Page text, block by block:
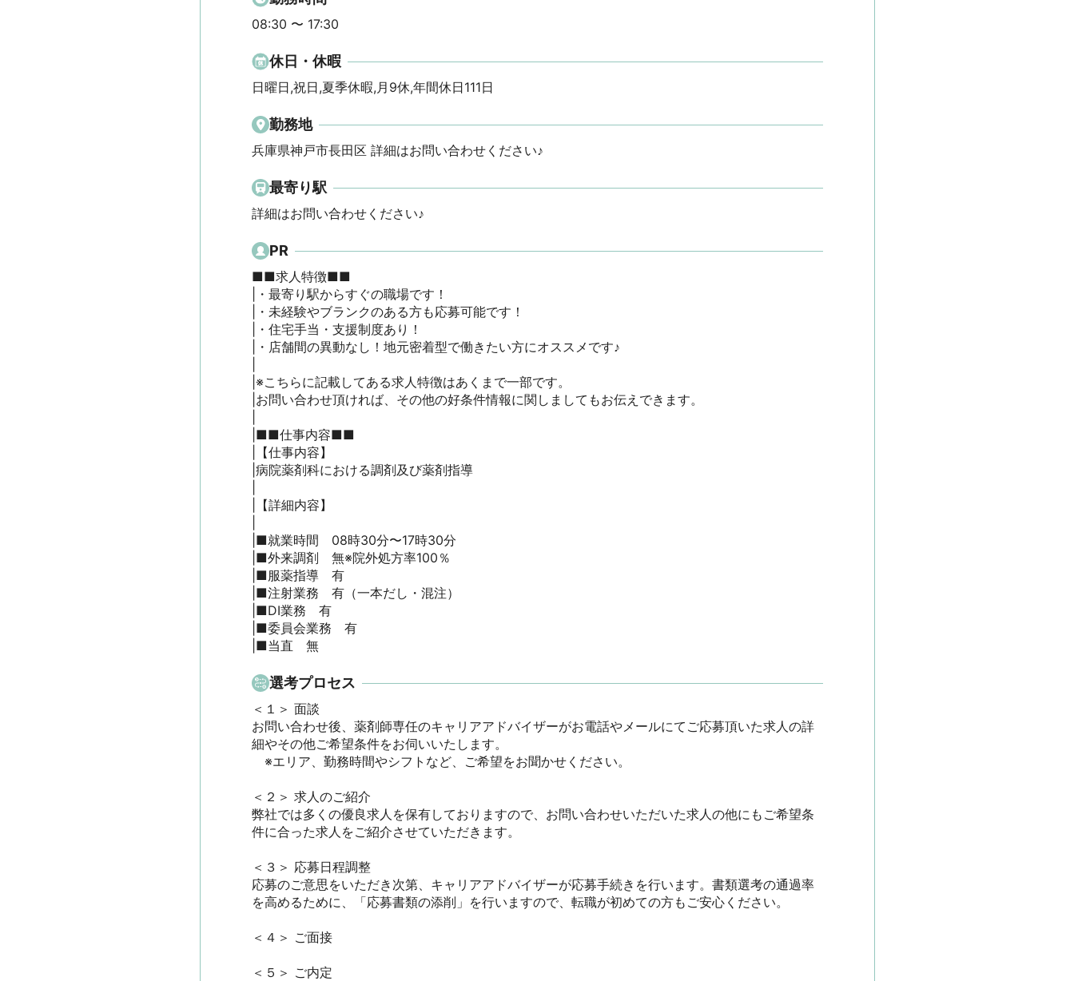
08:30 〜 17:30
休日・休暇
日曜日,祝日,夏季休暇,月9休,年間休日111日
勤務地
兵庫県神戸市長田区 詳細はお問い合わせください♪
最寄り駅
詳細はお問い合わせください♪
PR
■■求人特徴■■
|・最寄り駅からすぐの職場です！
|・未経験やブランクのある方も応募可能です！
|・住宅手当・支援制度あり！
|・店舗間の異動なし！地元密着型で働きたい方にオススメです♪
|※こちらに記載してある求人特徴はあくまで一部です。
|お問い合わせ頂ければ、その他の好条件情報に関しましてもお伝えできます。
|■■仕事内容■■
|【仕事内容】
|病院薬剤科における調剤及び薬剤指導
|【詳細内容】
|■就業時間　08時30分〜17時30分
|■外来調剤　無※院外処方率100％
|■服薬指導　有
|■注射業務　有（一本だし・混注）
|■DI業務　有
|■委員会業務　有
|■当直　無
選考プロセス
＜１＞ 面談
お問い合わせ後、薬剤師専任のキャリアアドバイザーがお電話やメールにてご応募頂いた求人の詳
細やその他ご希望条件をお伺いいたします。
※エリア、勤務時間やシフトなど、ご希望をお聞かせください。
＜２＞ 求人のご紹介
弊社では多くの優良求人を保有しておりますので、お問い合わせいただいた求人の他にもご希望条
件に合った求人をご紹介させていただきます。
＜３＞ 応募日程調整
応募のご意思をいただき次第、キャリアアドバイザーが応募手続きを行います。書類選考の通過率
を高めるために、「応募書類の添削」を行いますので、転職が初めての方もご安心ください。
＜４＞ ご面接
＜５＞ ご内定